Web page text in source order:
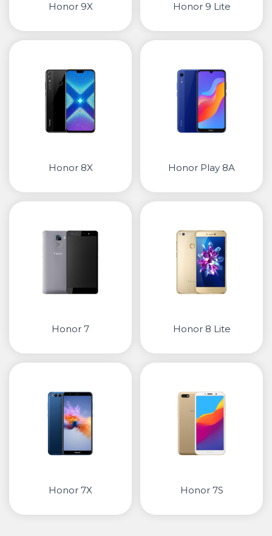
Honor 9X Honor 9 Lite
Honor 8X Honor Play 8A
Honor 7 Honor 8 Lite
Honor 7X Honor 7S